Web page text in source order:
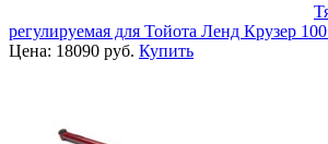
регулируемая для Тойота Ленд Крузер
Цена: 18090 руб. Купить